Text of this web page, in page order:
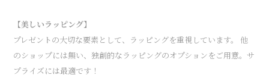
【美しいラッピング】
プレゼントの大切な要素として、ラッピングを重視しています。 他
のショップには無い、独創的なラッピングのオプションをご用意。サ
プライズには最適です！